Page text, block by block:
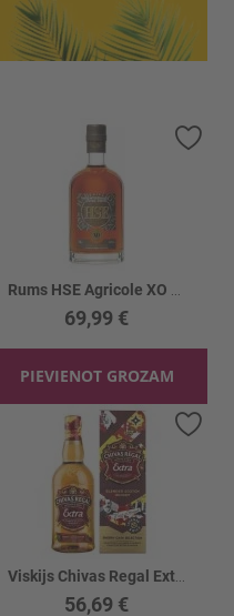
69,99 €
PIEVIENOT GROZAM
vēlmju sarakstam
56,69 €